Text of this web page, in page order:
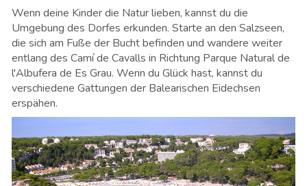
Wenn deine Kinder die Natur lieben, kannst du die
Umgebung des Dorfes erkunden. Starte an den Salzseen,
die sich am Fuße der Bucht befinden und wandere weiter
entlang des Camí de Cavalls in Richtung Parque Natural de
l'Albufera de Es Grau. Wenn du Glück hast, kannst du
verschiedene Gattungen der Balearischen Eidechsen
erspähen.